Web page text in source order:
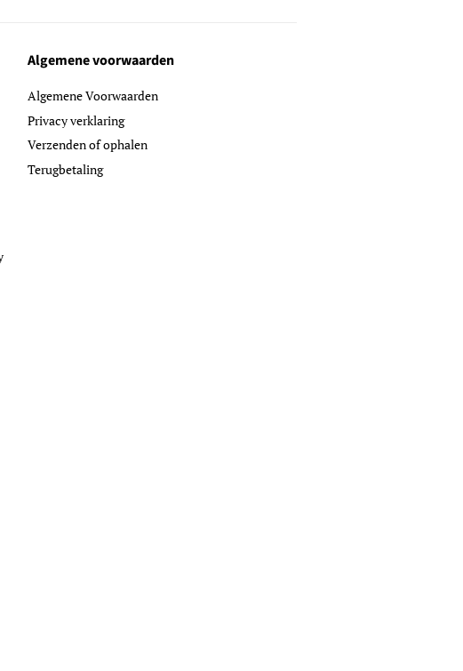
Algemene voorwaarden
Algemene Voorwaarden
Privacy verklaring
Verzenden of ophalen
Terugbetaling